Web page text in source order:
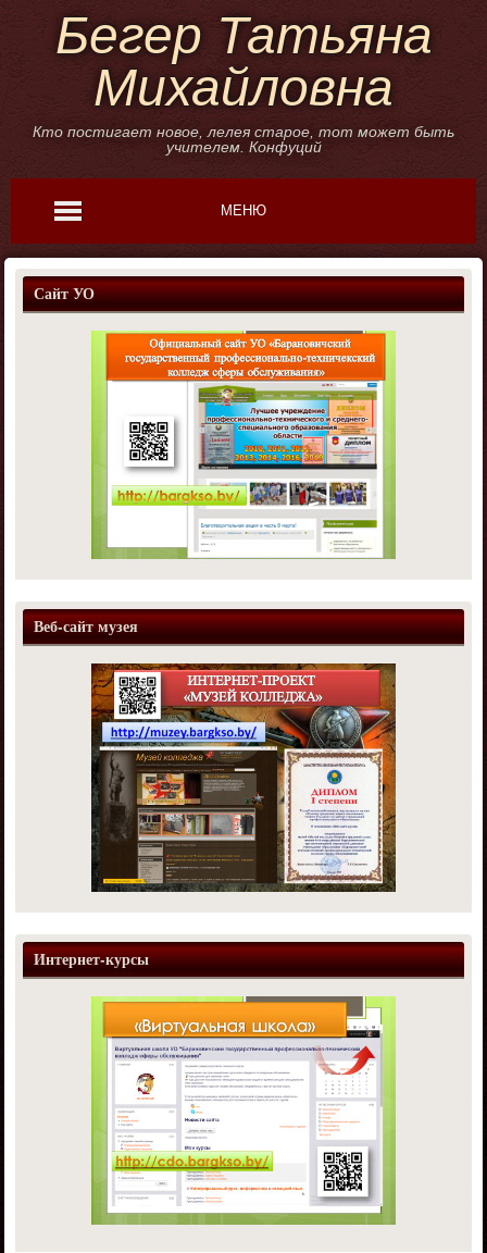
Бегер Татьяна
Михайловна
Кто постигает новое, лелея старое, тот может быть
учителем. Конфуций
МЕНЮ
Сайт УО
Веб-сайт музея
Интернет-курсы